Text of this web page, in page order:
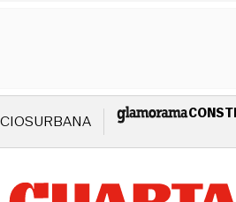
URBANA